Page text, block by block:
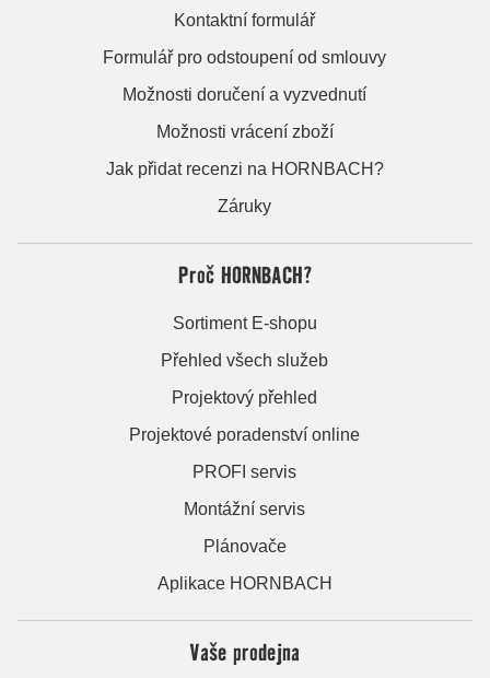
Kontaktní formulář
Formulář pro odstoupení od smlouvy
Možnosti doručení a vyzvednutí
Možnosti vrácení zboží
Jak přidat recenzi na HORNBACH?
Záruky
Proč HORNBACH?
Sortiment E-shopu
Přehled všech služeb
Projektový přehled
Projektové poradenství online
PROFI servis
Montážní servis
Plánovače
Aplikace HORNBACH
Vaše prodejna